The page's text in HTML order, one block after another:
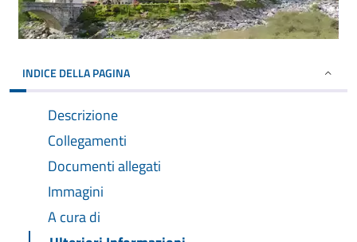
INDICE DELLA PAGINA
Descrizione
Collegamenti
Documenti allegati
Immagini
A cura di